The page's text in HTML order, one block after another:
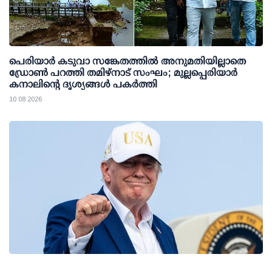
പെരിയാര്‍ കടുവാ സങ്കേതത്തില്‍ അനുമതിയില്ലാതെ
ഡ്രോണ്‍ പറത്തി തമിഴ്നാട് സംഘം; മുല്ലപ്പെരിയാര്‍
കനാലിന്റെ ദൃശ്യങ്ങള്‍ പകര്‍ത്തി
10 08 2026